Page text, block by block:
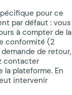
pour ce
par défaut : vous
à compter de la
conformité (2
de retour,
contacter
plateforme. En
intervenir